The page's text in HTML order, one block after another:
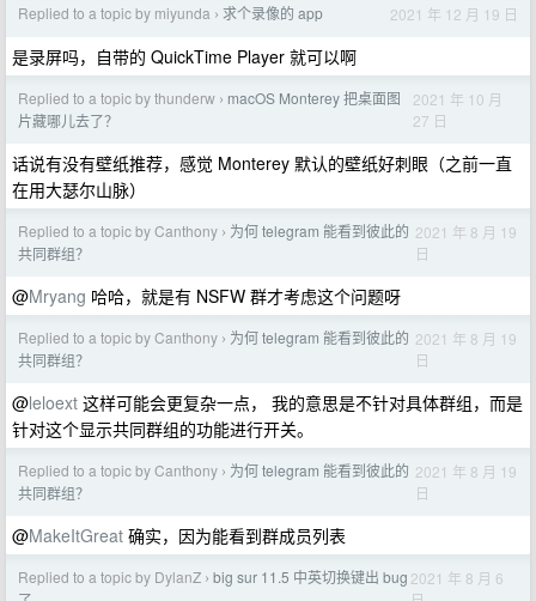
Replied to a topic by miyunda › 求个录像的 app 2021 年 12 月 19 日
是录屏吗，自带的 QuickTime Player 就可以啊
Replied to a topic by thunderw › macOS Monterey 把桌面图
片藏哪儿去了？
2021 年 10 月
27 日
话说有没有壁纸推荐，感觉 Monterey 默认的壁纸好刺眼（之前一直
在用大瑟尔山脉）
Replied to a topic by Canthony › 为何 telegram 能看到彼此的
共同群组？
2021 年 8 月 19
日
@Mryang 哈哈，就是有 NSFW 群才考虑这个问题呀
Replied to a topic by Canthony › 为何 telegram 能看到彼此的
共同群组？
2021 年 8 月 19
日
@leloext 这样可能会更复杂一点， 我的意思是不针对具体群组，而是
针对这个显示共同群组的功能进行开关。
Replied to a topic by Canthony › 为何 telegram 能看到彼此的
共同群组？
2021 年 8 月 19
日
@MakeItGreat 确实，因为能看到群成员列表
Replied to a topic by DylanZ › big sur 11.5 中英切换键出 bug 2021 年 8 月 6